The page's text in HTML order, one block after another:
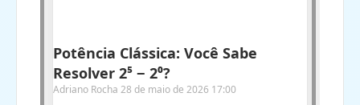
Potência Clássica: Você Sabe
Resolver 2⁵ − 2⁰?
Adriano Rocha 28 de maio de 2026 17:00